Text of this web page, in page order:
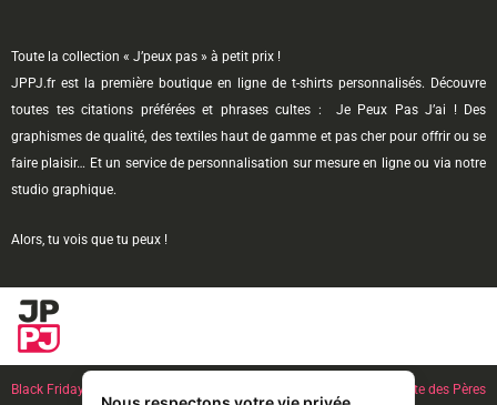
Toute la collection « J’peux pas » à petit prix !
JPPJ.fr est la première boutique en ligne de t-shirts personnalisés. Découvre
toutes tes citations préférées et phrases cultes : Je Peux Pas J’ai ! Des
graphismes de qualité, des textiles haut de gamme et pas cher pour offrir ou se
faire plaisir… Et un service de personnalisation sur mesure en ligne ou via notre
studio graphique.
Alors, tu vois que tu peux !
Black Friday Fête des Pères